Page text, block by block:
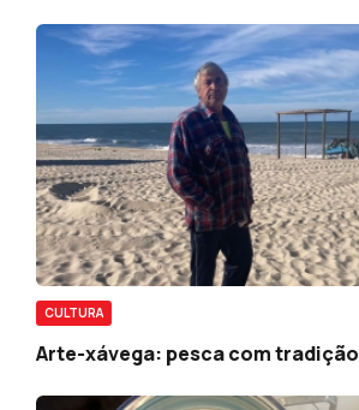
CULTURA
Arte-xávega: pesca com tradição